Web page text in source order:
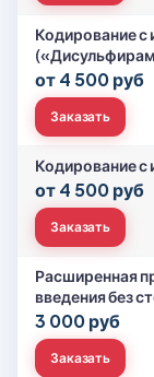
Кодирование с
от 4 500 руб
Заказать
Кодирование с
от 4 500 руб
Заказать
Расширенная
введения без
3 000 руб
Заказать